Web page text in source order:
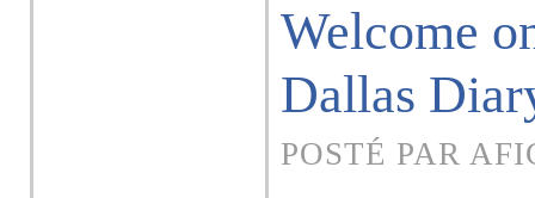
Welcome
Dallas
POSTÉ PAR